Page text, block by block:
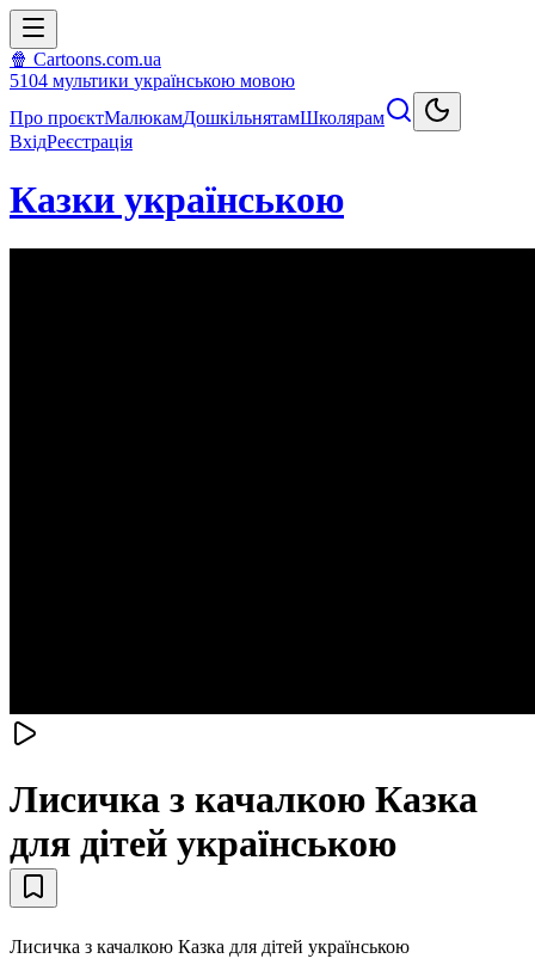
🍿 Cartoons.com.ua
5104 мультики українською мовою
Про проєктМалюкамДошкільнятамШколярам
ВхідРеєстрація
Казки українською
Лисичка з качалкою Казка
для дітей українською
Лисичка з качалкою Казка для дітей українською